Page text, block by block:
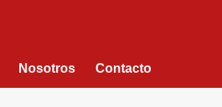
Nosotros Contacto